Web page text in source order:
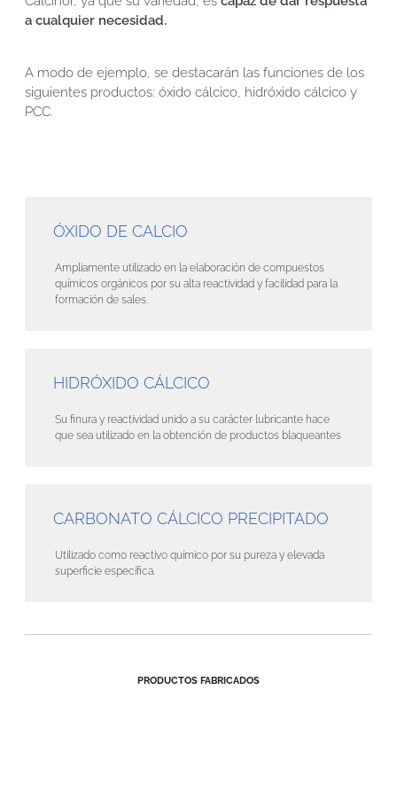
a cualquier necesidad.
A modo de ejemplo, se destacarán las funciones de los
siguientes productos: óxido cálcico, hidróxido cálcico y
PCC.
ÓXIDO DE CALCIO
Ampliamente utilizado en la elaboración de compuestos
químicos orgánicos por su alta reactividad y facilidad para la
formación de sales.
HIDRÓXIDO CÁLCICO
Su finura y reactividad unido a su carácter lubricante hace
que sea utilizado en la obtención de productos blaqueantes
CARBONATO CÁLCICO PRECIPITADO
Utilizado como reactivo químico por su pureza y elevada
superficie específica.
PRODUCTOS FABRICADOS